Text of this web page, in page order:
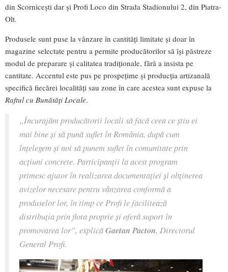
din Scornicești dar și Profi Loco din Strada Stadionului 2, din Piatra-
Olt.
Produsele sunt puse la vânzare în cantități limitate și doar în
magazine selectate pentru a permite producătorilor să își păstreze
modul de preparare și calitatea tradiționale, fără a insista pe
cantitate. Accentul este pus pe prospețime și producția artizanală
specifică fiecărei localități sau zone în care acestea sunt expuse la
Raftul cu Bunătăți Locale.
„Încurajăm producătorii locali să facă ceea ce știu ei
mai bine și să pună suflet în România, după cum
înțelegem și noi să punem suflet în comunitate prin
acțiuni concrete. Participanții la acest program
primesc ajutor în realizarea documentației și obținerea
avizelor necesare pentru vânzarea conformă a
produselor lor, în timp ce Profi le facilitează
distribuția prin flota proprie și oferă suport în
promovarea lor”, explicăGaetan Pacton, Directorul
General Profi.